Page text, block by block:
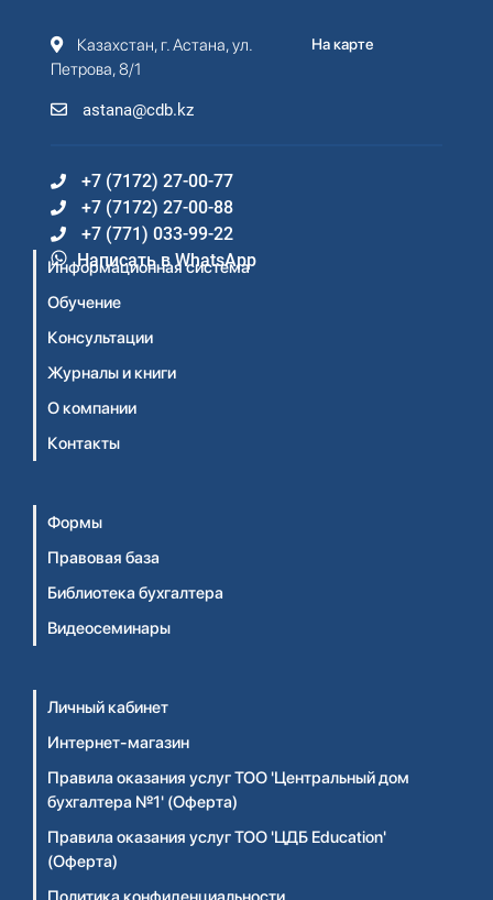
Казахстан, г. Астана, ул.
Петрова, 8/1
astana@cdb.kz
На карте
+7 (7172) 27-00-77
+7 (7172) 27-00-88
+7 (771) 033-99-22
Написать в WhatsApp
Информационная система
Обучение
Консультации
Журналы и книги
О компании
Контакты
Формы
Правовая база
Библиотека бухгалтера
Видеосеминары
Личный кабинет
Интернет-магазин
Правила оказания услуг ТОО 'Центральный дом
бухгалтера №1' (Оферта)
Правила оказания услуг ТОО 'ЦДБ Education'
(Оферта)